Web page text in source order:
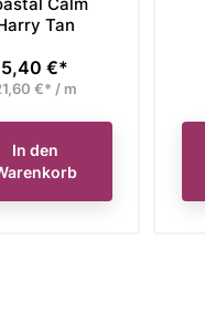
Tan
Preis
5,40 €*
€* / m
In den